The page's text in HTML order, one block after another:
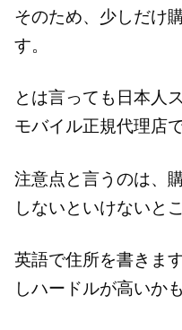
そのため、少しだけ
す。
とは言っても日本人
モバイル正規代理店
注意点と言うのは、
しないといけないとこ
英語で住所を書きま
しハードルが高いか